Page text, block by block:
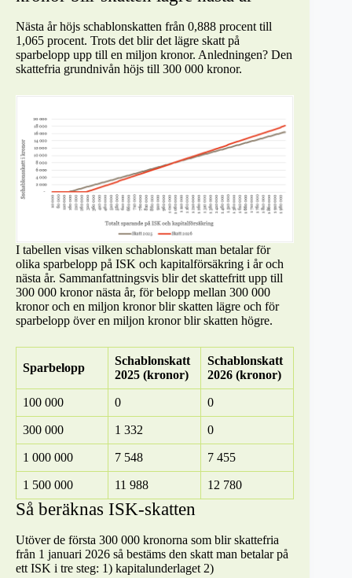
Nästa år höjs schablonskatten från 0,888 procent till
1,065 procent. Trots det blir det lägre skatt på
sparbelopp upp till en miljon kronor. Anledningen? Den
skattefria grundnivån höjs till 300 000 kronor.
I tabellen visas vilken schablonskatt man betalar för
olika sparbelopp på ISK och kapitalförsäkring i år och
nästa år. Sammanfattningsvis blir det skattefritt upp till
300 000 kronor nästa år, för belopp mellan 300 000
kronor och en miljon kronor blir skatten lägre och för
sparbelopp över en miljon kronor blir skatten högre.
Sparbelopp
Schablonskatt
2025 (kronor)
Schablonskatt
2026 (kronor)
100 000 0 0
300 000 1 332 0
1 000 000 7 548 7 455
1 500 000 11 988 12 780
Så beräknas ISK-skatten
Utöver de första 300 000 kronorna som blir skattefria
från 1 januari 2026 så bestäms den skatt man betalar på
ett ISK i tre steg: 1) kapitalunderlaget 2)